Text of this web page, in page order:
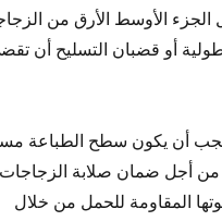
الجزء الأوسط الأرق من
أو قضبان التسليح أن
يجب أن يكون سطح الطباعة
، من أجل ضمان صلابة الزجاجات
المقاومة للحمل من خلال